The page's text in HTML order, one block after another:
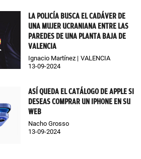
LA POLICÍA BUSCA EL CADÁVER DE
UNA MUJER UCRANIANA ENTRE LAS
PAREDES DE UNA PLANTA BAJA DE
VALENCIA
Ignacio Martínez
VALENCIA
13-09-2024
ASÍ QUEDA EL CATÁLOGO DE APPLE SI
DESEAS COMPRAR UN IPHONE EN SU
WEB
Nacho Grosso
13-09-2024